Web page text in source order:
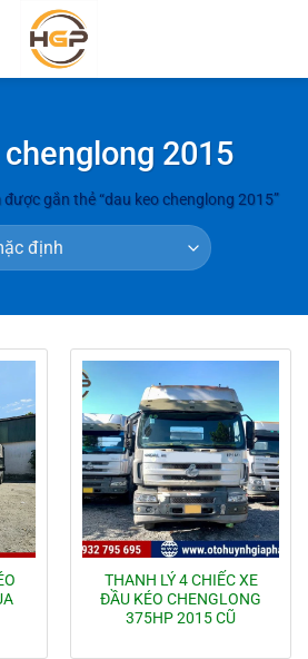
2015
được gắn thẻ “dau keo chenglong 2015”
THANH LÝ 4 CHIẾC XE
ĐẦU KÉO CHENGLONG
375HP 2015 CŨ